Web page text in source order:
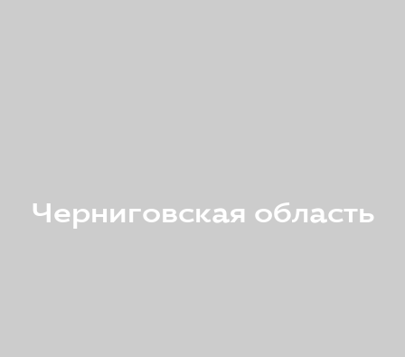
Черниговская область